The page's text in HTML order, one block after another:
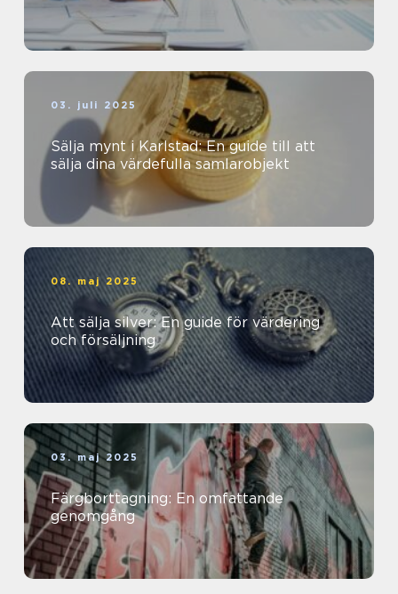
03. juli 2025
Sälja mynt i Karlstad: En guide till att
sälja dina värdefulla samlarobjekt
08. maj 2025
Att sälja silver: En guide för värdering
och försäljning
03. maj 2025
Färgborttagning: En omfattande
genomgång